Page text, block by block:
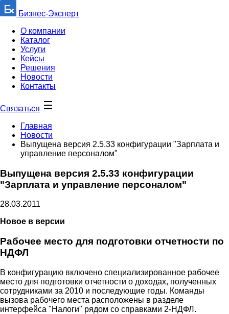
Бизнес-Эксперт
О компании
Каталог
Услуги
Кейсы
Решения
Новости
Контакты
Связаться
Главная
Новости
Выпущена версия 2.5.33 конфигурации "Зарплата и
управление персоналом"
Выпущена версия 2.5.33 конфигурации
"Зарплата и управление персоналом"
28.03.2011
Новое в версии
Рабочее место для подготовки отчетности по
НДФЛ
В конфигурацию включено специализированное рабочее
место для подготовки отчетности о доходах, полученных
сотрудниками за 2010 и последующие годы. Команды
вызова рабочего места расположены в разделе
интерфейса "Налоги" рядом со справками 2-НДФЛ.